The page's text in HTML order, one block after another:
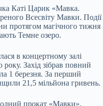
Каті Царик «Мавка.
Всесвіту Мавки. Події
протягом магічного тижня
Темне озеро.
в концертному залі
Захід зібрав повний
1 березня. За перший
21,5 мільйона гривень.
прокат «Мавки».